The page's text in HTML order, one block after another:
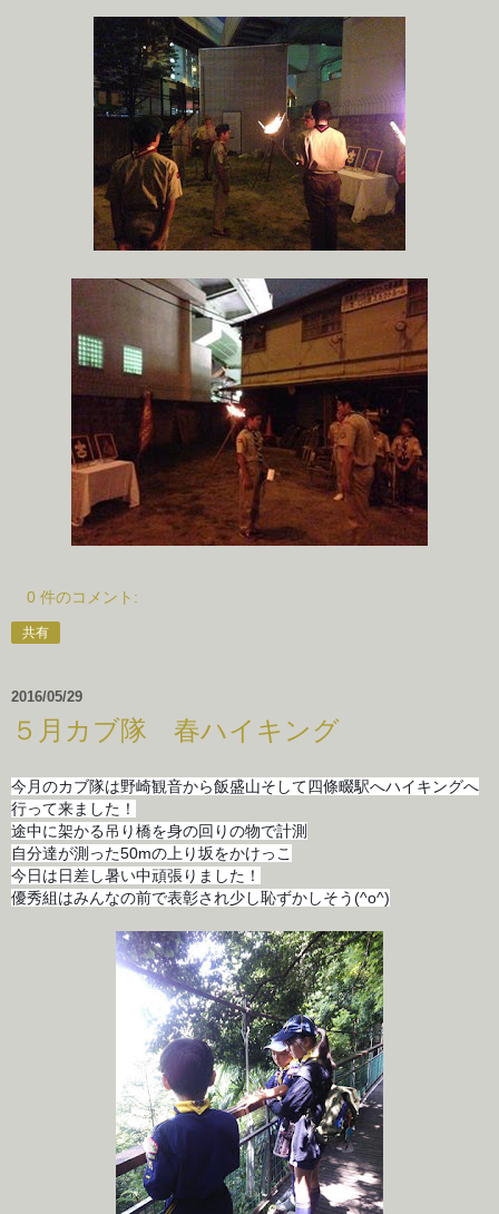
0 件のコメント:
共有
2016/05/29
５月カブ隊 春ハイキング
今月のカブ隊は野崎観音から飯盛山そして四條畷駅へハイキングへ
行って来ました！
途中に架かる吊り橋を身の回りの物で計測
自分達が測った50mの上り坂をかけっこ
今日は日差し暑い中頑張りました！
優秀組はみんなの前で表彰され少し恥ずかしそう(^o^)